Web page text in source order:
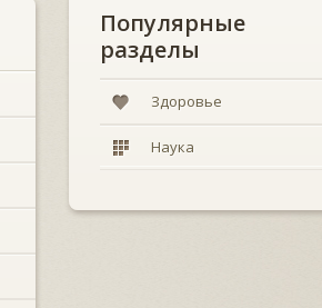
Популярные
разделы
Здоровье
Наука